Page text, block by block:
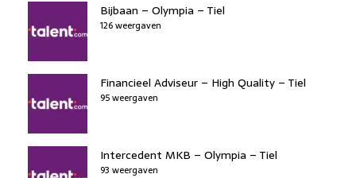
Bijbaan – Olympia – Tiel
126 weergaven
Financieel Adviseur – High Quality – Tiel
95 weergaven
Intercedent MKB – Olympia – Tiel
93 weergaven